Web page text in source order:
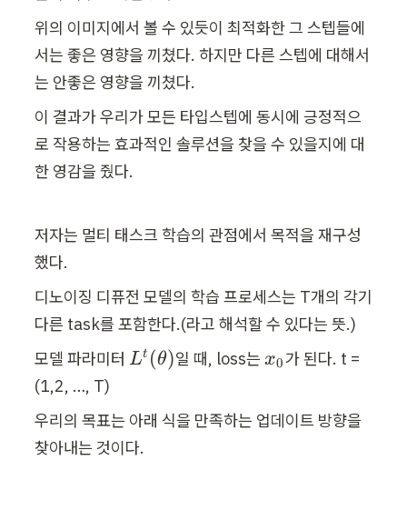
위의 이미지에서 볼 수 있듯이 최적화한 그 스텝들에
서는 좋은 영향을 끼쳤다. 하지만 다른 스텝에 대해서
는 안좋은 영향을 끼쳤다.
이 결과가 우리가 모든 타입스텝에 동시에 긍정적으
로 작용하는 효과적인 솔루션을 찾을 수 있을지에 대
한 영감을 줬다.
저자는 멀티 태스크 학습의 관점에서 목적을 재구성
했다.
디노이징 디퓨전 모델의 학습 프로세스는 T개의 각기
다른 task를 포함한다.(라고 해석할 수 있다는 뜻.)
모델 파라미터 L
(
\
Lt (θ)일 때, loss는 x
x0가 된다. t =
(1,2, …, T)
우리의 목표는 아래 식을 만족하는 업데이트 방향을
찾아내는 것이다.